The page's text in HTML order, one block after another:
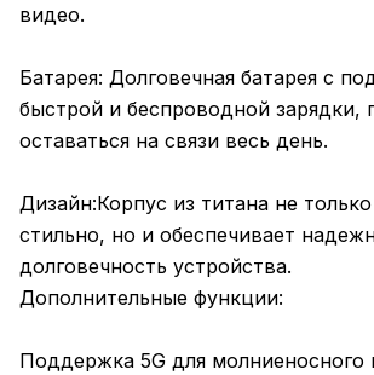
видео.
Батарея: Долговечная батарея с
быстрой и беспроводной зарядки,
оставаться на связи весь день.
Дизайн:Корпус из титана не
стильно, но и обеспечивает
долговечность устройства.
Дополнительные функции:
Поддержка 5G для молниеносного